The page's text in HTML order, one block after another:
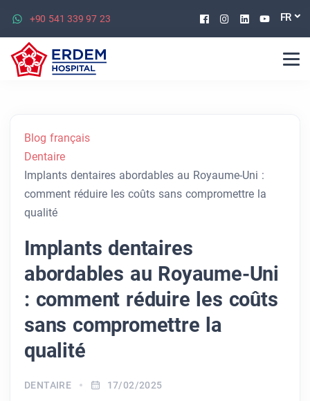
+90 541 339 97 23 Facebook
Instagram
Linkedin
FR
Blog français
Dentaire
Implants dentaires abordables au Royaume-Uni :
comment réduire les coûts sans compromettre la
qualité
Implants dentaires
abordables au Royaume-Uni
: comment réduire les coûts
sans compromettre la
qualité
DENTAIRE 17/02/2025